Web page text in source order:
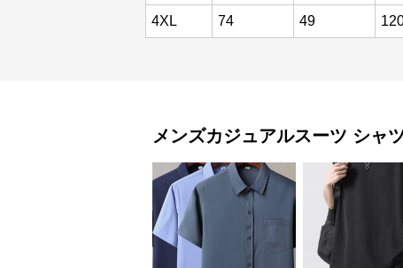
4XL 74 49
メンズカジュアルスーツ シャ